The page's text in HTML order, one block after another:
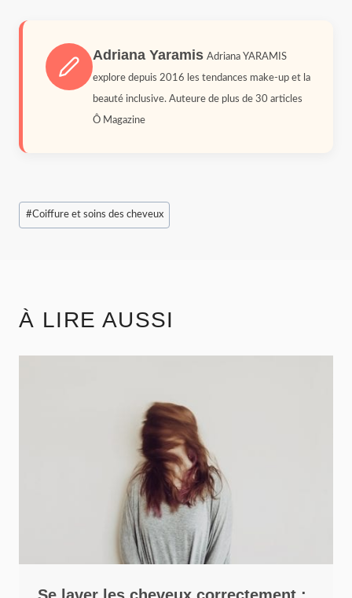
Adriana Yaramis Adriana YARAMIS
explore depuis 2016 les tendances make-up et la
beauté inclusive. Auteure de plus de 30 articles
Ô Magazine
Étiquettes
de
#Coiffure et soins des cheveux
À LIRE AUSSI